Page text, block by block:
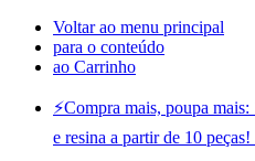
Voltar ao menu principal
para o conteúdo
ao Carrinho
⚡️Compra mais, poupa
e resina a partir de 10 peças!